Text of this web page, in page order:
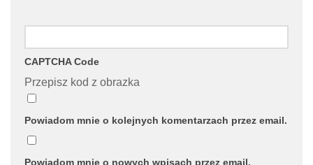
CAPTCHA Code
Przepisz kod z obrazka
Powiadom mnie o kolejnych komentarzach przez email.
Powiadom mnie o nowych wpisach przez email.